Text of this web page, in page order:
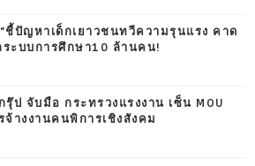
ชี้ปัญหาเด็กเยาวชนทวีความรุนแรง คาด
ะบบการศึกษา10 ล้านคน!
รุ๊ป จับมือ กระทรวงแรงงาน เซ็น MOU
จ้างงานคนพิการเชิงสังคม